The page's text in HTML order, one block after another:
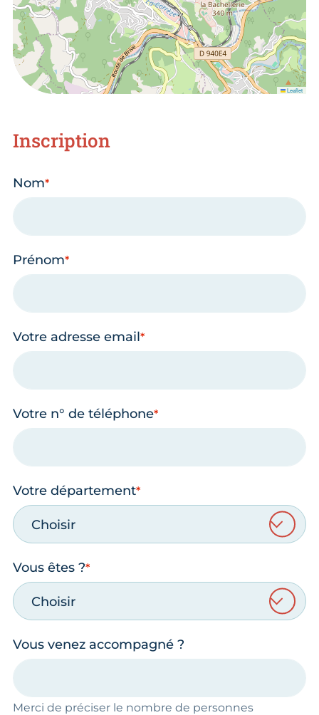
Leaflet
Inscription
Nom
Prénom
Votre adresse email
Votre n° de téléphone
Votre département
Choisir
Vous êtes ?
Choisir
Vous venez accompagné ?
Merci de préciser le nombre de personnes